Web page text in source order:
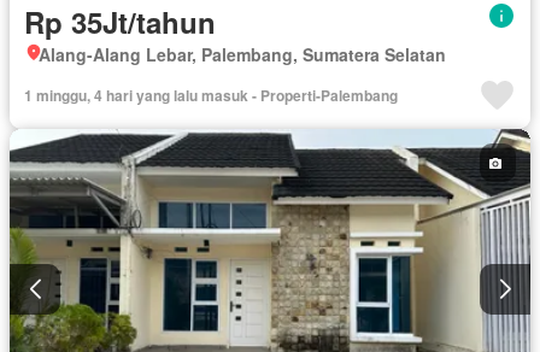
Rp 35Jt/tahun
Alang-Alang Lebar, Palembang, Sumatera Selatan
1 minggu, 4 hari yang lalu masuk - Properti-Palembang